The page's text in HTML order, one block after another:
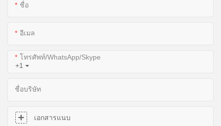
ชื่อ
อีเมล
+1
โทรศัพท์/WhatsApp/Skype
ชื่อบริษัท
เอกสารแนบ